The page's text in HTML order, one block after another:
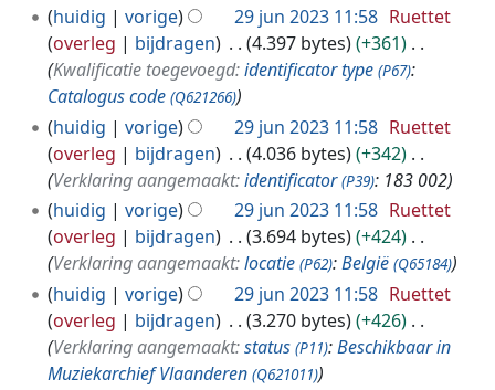
huidig vorige 29 jun 2023 11:58 Ruettet
overleg
bijdragen 4.397 bytes
+361
Kwalificatie toegevoegd:identificator type (P67):
Catalogus code (Q621266)
huidig vorige 29 jun 2023 11:58 Ruettet
overleg
bijdragen 4.036 bytes
+342
Verklaring aangemaakt:identificator (P39): 183 002
huidig
vorige 29 jun 2023 11:58 Ruettet
overleg
bijdragen 3.694 bytes
+424
Verklaring aangemaakt:locatie (P62):België (Q65184)
huidig vorige 29 jun 2023 11:58 Ruettet
overleg
bijdragen 3.270 bytes
+426
Verklaring aangemaakt:status (P11):Beschikbaar in
Muziekarchief Vlaanderen (Q621011)